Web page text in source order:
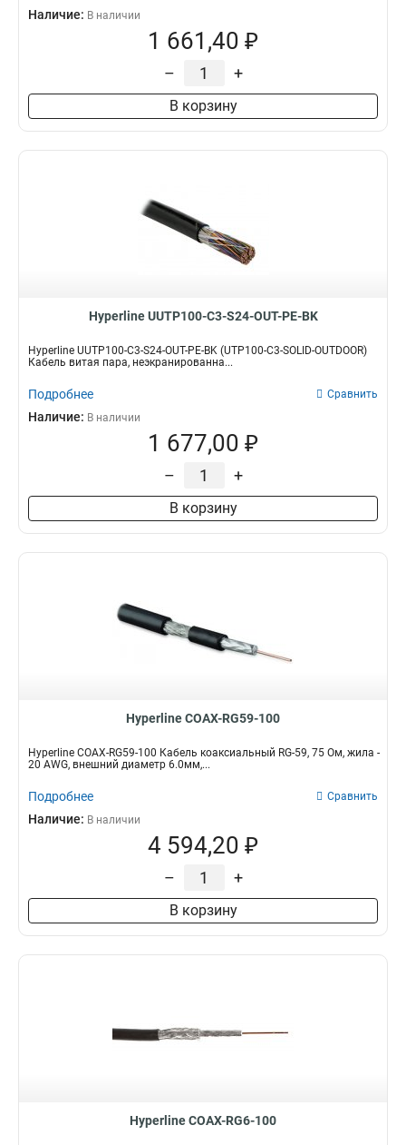
Наличие: В наличии
1 661,40 ₽
– +
В корзину
Hyperline UUTP100-C3-S24-OUT-PE-BK
Hyperline UUTP100-C3-S24-OUT-PE-BK (UTP100-C3-SOLID-OUTDOOR)
Кабель витая пара, неэкранированна...
Подробнее Сравнить
Наличие: В наличии
1 677,00 ₽
– +
В корзину
Hyperline COAX-RG59-100
Hyperline COAX-RG59-100 Кабель коаксиальный RG-59, 75 Ом, жила -
20 AWG, внешний диаметр 6.0мм,...
Подробнее Сравнить
Наличие: В наличии
4 594,20 ₽
– +
В корзину
Hyperline COAX-RG6-100